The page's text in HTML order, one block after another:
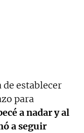
establecer
para
a nadar y al
a seguir